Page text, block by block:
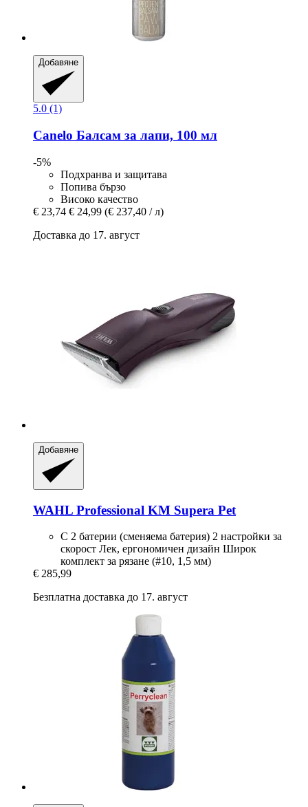
Добавяне
5.0 (1)
Canelo Балсам за лапи, 100 мл
-5%
Подхранва и защитава
Попива бързо
Високо качество
€ 23,74 € 24,99 (€ 237,40 / л)
Доставка до 17. август
Добавяне
WAHL Professional KM Supera Pet
С 2 батерии (сменяема батерия) 2 настройки за
скорост Лек, ергономичен дизайн Широк
комплект за рязане (#10, 1,5 мм)
€ 285,99
Безплатна доставка до 17. август